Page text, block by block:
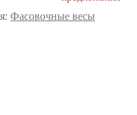
Фасовочные весы